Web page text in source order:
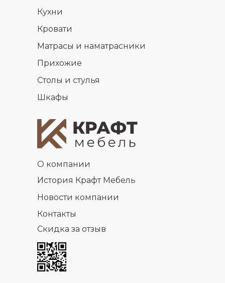
Кухни
Кровати
Матрасы и наматрасники
Прихожие
Столы и стулья
Шкафы
О компании
История Крафт Мебель
Новости компании
Контакты
Скидка за отзыв